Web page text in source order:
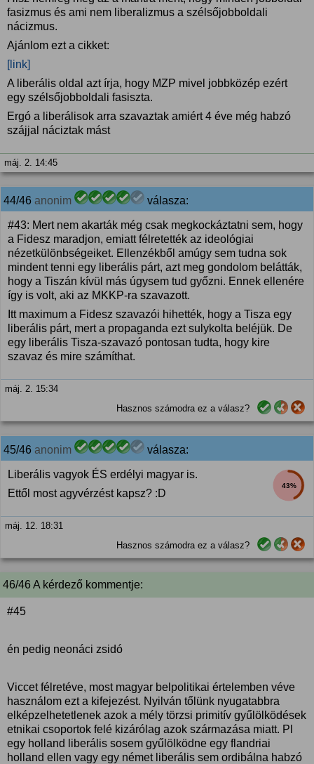
fasizmus és ami nem liberalizmus a szélsőjobboldali
nácizmus.
Ajánlom ezt a cikket:
[link]
A liberális oldal azt írja, hogy MZP mivel jobbközép ezért
egy szélsőjobboldali fasiszta.
Ergó a liberálisok arra szavaztak amiért 4 éve még habzó
szájjal náciztak mást
máj. 2. 14:45
44/46 anonim válasza:
#43: Mert nem akarták még csak megkockáztatni sem, hogy
a Fidesz maradjon, emiatt félretették az ideológiai
nézetkülönbségeiket. Ellenzékből amúgy sem tudna sok
mindent tenni egy liberális párt, azt meg gondolom belátták,
hogy a Tiszán kívül más úgysem tud győzni. Ennek ellenére
így is volt, aki az MKKP-ra szavazott.
Itt maximum a Fidesz szavazói hihették, hogy a Tisza egy
liberális párt, mert a propaganda ezt sulykolta beléjük. De
egy liberális Tisza-szavazó pontosan tudta, hogy kire
szavaz és mire számíthat.
máj. 2. 15:34
Hasznos számodra ez a válasz?
45/46 anonim válasza:
43%
Liberális vagyok ÉS erdélyi magyar is.
Ettől most agyvérzést kapsz? :D
máj. 12. 18:31
Hasznos számodra ez a válasz?
46/46 A kérdező kommentje:
#45
én pedig neonáci zsidó
Viccet félretéve, most magyar belpolitikai értelemben véve
használom ezt a kifejezést. Nyilván tőlünk nyugatabbra
elképzelhetetlenek azok a mély törzsi primitív gyűlölködések
etnikai csoportok felé kizárólag azok származása miatt. Pl
egy holland liberális sosem gyűlölködne egy flandriai
holland ellen vagy egy német liberális sem ordibálna habzó